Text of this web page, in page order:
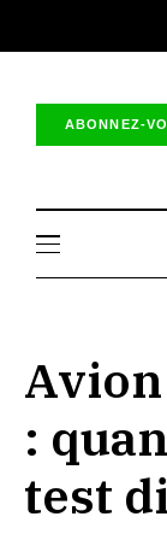
ABONNEZ-
:
test